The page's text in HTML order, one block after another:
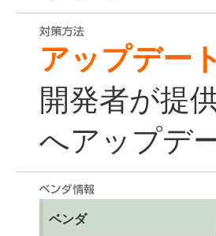
アップデー
開発者が提
へアップデ
ベンダ